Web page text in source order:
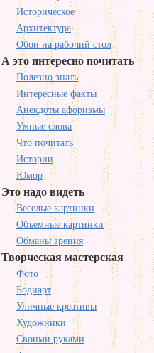
Историческое
Архитектура
Обои на рабочий стол
А это интересно почитать
Полезно знать
Интересные факты
Анекдоты афоризмы
Умные слова
Что почитать
Истории
Юмор
Это надо видеть
Веселые картинки
Объемные картинки
Обманы зрения
Творческая мастерская
Фото
Бодиарт
Уличные креативы
Художники
Своими руками